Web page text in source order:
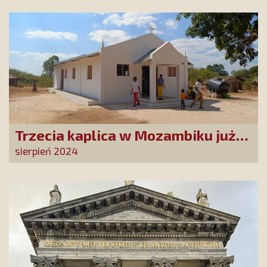
Trzecia kaplica w Mozambiku już
służy lokalnej społeczności
sierpień 2024